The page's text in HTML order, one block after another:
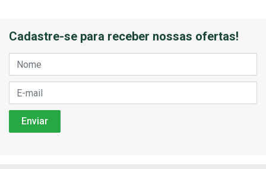
Cadastre-se para receber nossas ofertas!